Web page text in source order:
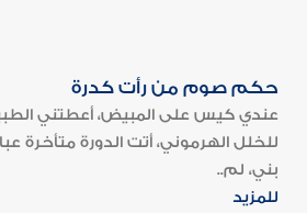
حكم صوم من رأت كدرة
عندي كيس على المبيض، أعطتني
للخلل الهرموني، أتت الدورة متأخرة
بني، لم..
للمزيد